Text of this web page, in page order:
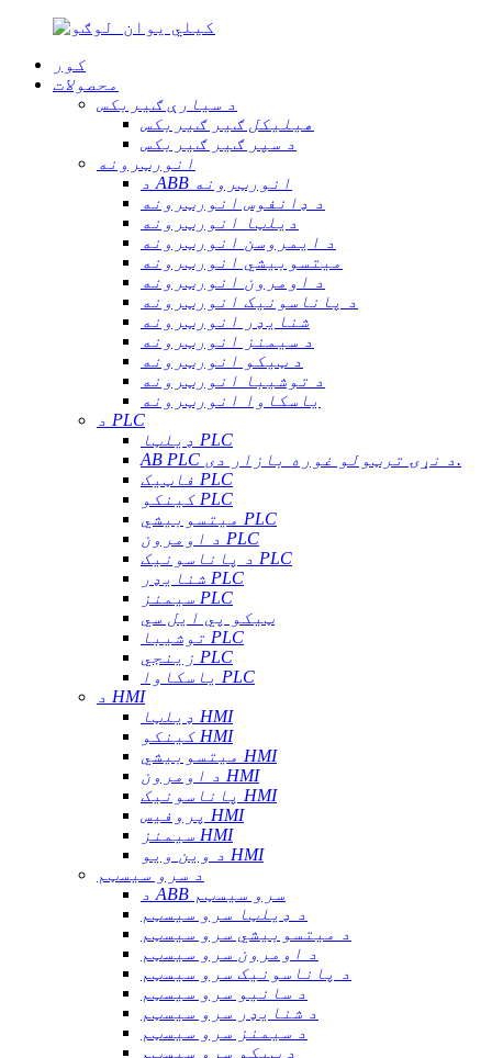
کور
محصولات
د سیارې ګیربکس
هیلیکل ګیر ګیربکس
د سپر ګیر ګیربکس
انورټرونه
د ABB انورټرونه
د ډانفوس انورټرونه
دیلټا انورټرونه
د ایمروسن انورټرونه
میتسوبیشي انورټرونه
د اومرون انورټرونه
د پاناسونیک انورټرونه
شنایډر انورټرونه
د سیمنز انورټرونه
د ټیکو انورټرونه
د توشیبا انورټرونه
یاسکاوا انورټرونه
د PLC
ډیلټا PLC
AB PLC د نړۍ ترټولو غوره بازار دی.
فاټیک PLC
کینکو PLC
میتسوبیشي PLC
د اومرون PLC
د پاناسونیک PLC
شنایډر PLC
سیمنز PLC
ټیکو پي ایل سي
توشیبا PLC
زینجي PLC
یاسکاوا PLC
د HMI
ډیلټا HMI
کینکو HMI
میتسوبیشي HMI
د اومرون HMI
پاناسونیک HMI
پروفیس HMI
سیمنز HMI
د وین ویو HMI
د سرو سیسټم
د ABB سرو سیسټم
د ډیلټا سرو سیسټم
د میتسوبیشي سرو سیسټم
د اومرون سرو سیسټم
د پاناسونیک سرو سیسټم
د سانیو سرو سیسټم
د شنایډر سرو سیسټم
د سیمنز سرو سیسټم
د ټیکو سرو سیسټم